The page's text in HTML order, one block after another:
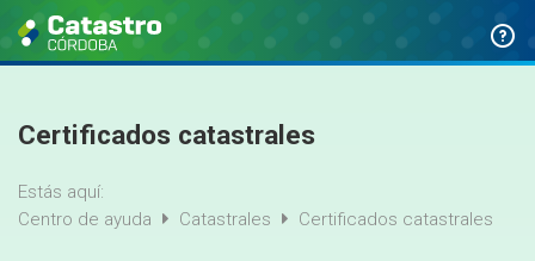
Certificados catastrales
Estás aquí:
Centro de ayuda
Catastrales Certificados catastrales